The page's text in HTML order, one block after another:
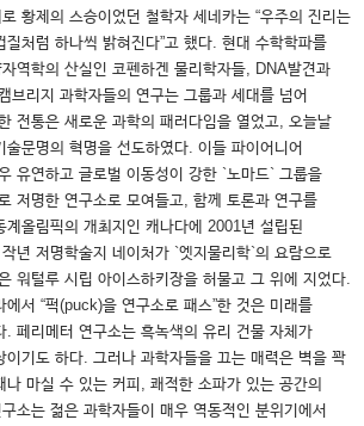
황제의 스승이었던 철학자 세네카는 “우주의 진리는
질처럼 하나씩 밝혀진다”고 했다. 현대 수학학파를
역학의 산실인 코펜하겐 물리학자들, DNA발견과
브리지 과학자들의 연구는 그룹과 세대를 넘어
전통은 새로운 과학의 패러다임을 열었고, 오늘날
문명의 혁명을 선도하였다. 이들 파이어니어
유연하고 글로벌 이동성이 강한 `노마드` 그룹을
저명한 연구소로 모여들고, 함께 토론과 연구를
올림픽의 개최지인 캐나다에 2001년 설립된
년 저명학술지 네이처가 `엣지물리학`의 요람으로
워털루 시립 아이스하키장을 허물고 그 위에 지었다.
서 “퍽(puck)을 연구소로 패스”한 것은 미래를
. 페리메터 연구소는 흑녹색의 유리 건물 자체가
이기도 하다. 그러나 과학자들을 끄는 매력은 벽을 꽉
마실 수 있는 커피, 쾌적한 소파가 있는 공간의
소는 젊은 과학자들이 매우 역동적인 분위기에서